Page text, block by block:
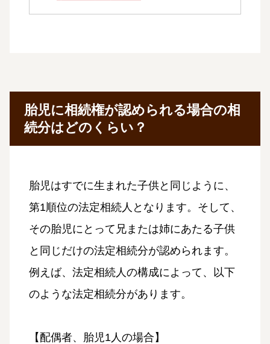
胎児に相続権が認められる場合の相
続分はどのくらい？
胎児はすでに生まれた子供と同じように、
第1順位の法定相続人となります。そして、
その胎児にとって兄または姉にあたる子供
と同じだけの法定相続分が認められます。
例えば、法定相続人の構成によって、以下
のような法定相続分があります。
【配偶者、胎児1人の場合】